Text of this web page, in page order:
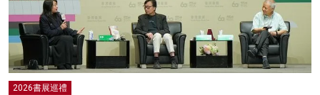
2026書展巡禮